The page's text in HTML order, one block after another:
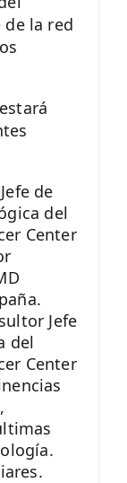
la red
de
del
Center
Jefe
del
Center